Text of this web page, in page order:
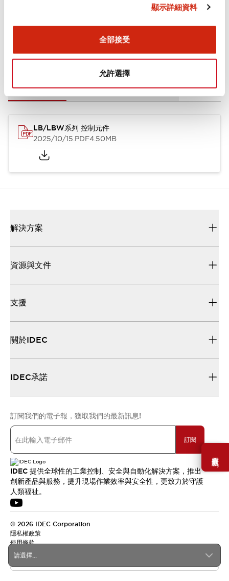
顯示詳細資料
全部接受
允許選擇
需要幫助嗎？
文件和檔案
型錄和宣傳手冊 CAD檔 認證與標準 技術文件
LB/LBW系列 控制元件
2025/10/15.PDF4.50MB
請選擇...
解決方案
資源與文件
支援
關於IDEC
IDEC承諾
訂閱我們的電子報，獲取我們的最新訊息!
訂閱
IDEC 提供全球性的工業控制、安全與自動化解決方案，推出
創新產品與服務，提升現場作業效率與安全性，更致力於守護
人類福祉。
© 2026 IDEC Corporation
隱私權政策
使用條款
台灣